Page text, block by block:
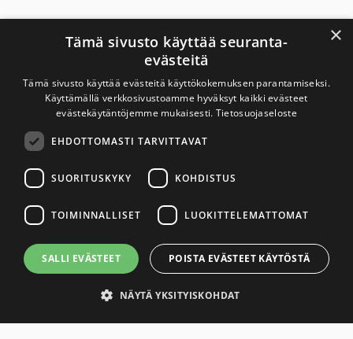
Nuuska on haitaksi myös urheilussa.
Savuton Suomi 2030
Savuton Suomi 2030 -verkoston toiminnan
tavoitteena on tupakaton ja nikotiiniton Suomi.
Yhteystiedot
Tietosuojaseloste
Saavutettavuusseloste
×
Tämä sivusto käyttää seuranta-
evästeitä
Tämä sivusto käyttää evästeitä käyttökokemuksen parantamiseksi.
Käyttämällä verkkosivustoamme hyväksyt kaikki evästeet
evästekäytäntöjemme mukaisesti. Tietosuojaseloste
EHDOTTOMASTI TARVITTAVAT
SUORITUSKYKY KOHDISTUS
TOIMINNALLISET LUOKITTELEMATTOMAT
SALLI EVÄSTEET POISTA EVÄSTEET KÄYTÖSTÄ
NÄYTÄ YKSITYISKOHDAT